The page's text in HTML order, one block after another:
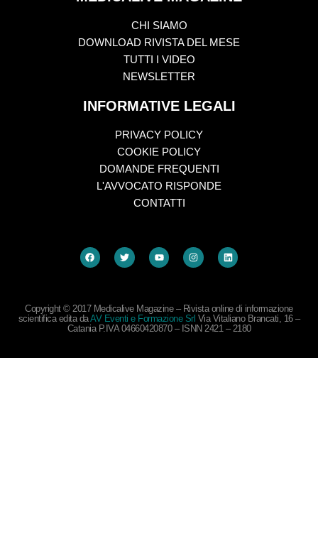
CHI SIAMO
DOWNLOAD RIVISTA DEL MESE
TUTTI I VIDEO
NEWSLETTER
INFORMATIVE LEGALI
PRIVACY POLICY
COOKIE POLICY
DOMANDE FREQUENTI
L'AVVOCATO RISPONDE
CONTATTI
Copyright © 2017 Medicalive Magazine – Rivista online di informazione
scientifica edita daAV Eventi e Formazione Srl Via Vitaliano Brancati, 16 –
Catania P.IVA 04660420870 – ISNN 2421 – 2180